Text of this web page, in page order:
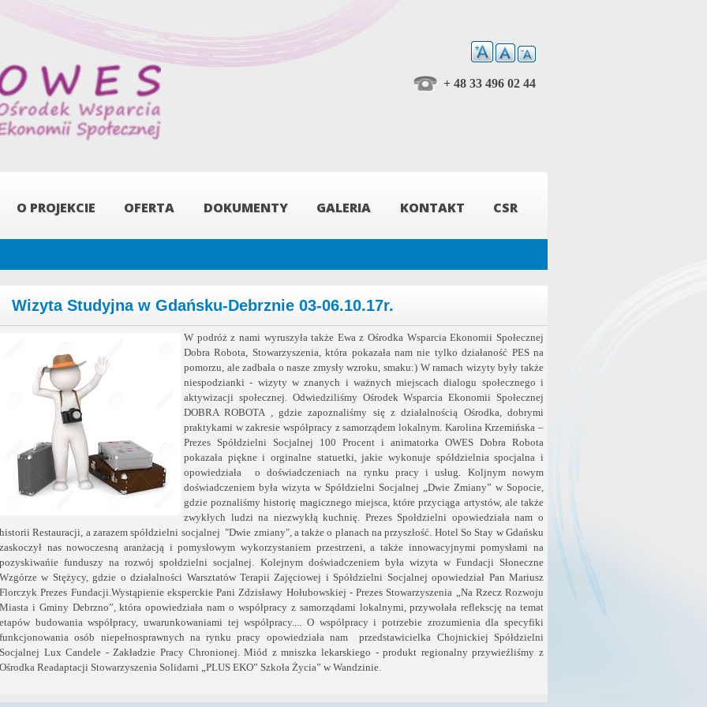
+ 48 33 496 02 44
O PROJEKCIE OFERTA DOKUMENTY GALERIA KONTAKT CSR
Wizyta Studyjna w Gdańsku-Debrznie 03-06.10.17r.
W podróż z nami wyruszyła także Ewa z Ośrodka Wsparcia Ekonomii Społecznej
Dobra Robota, Stowarzyszenia, która pokazała nam nie tylko działaność PES na
pomorzu, ale zadbała o nasze zmysły wzroku, smaku:) W ramach wizyty były także
niespodzianki - wizyty w znanych i ważnych miejscach dialogu społecznego i
aktywizacji społecznej. Odwiedziliśmy Ośrodek Wsparcia Ekonomii Społecznej
DOBRA ROBOTA , gdzie zapoznaliśmy się z działalnością Ośrodka, dobrymi
praktykami w zakresie współpracy z samorządem lokalnym. Karolina Krzemińska –
Prezes Spółdzielni Socjalnej 100 Procent i animatorka OWES Dobra Robota
pokazała piękne i orginalne statuetki, jakie wykonuje spółdzielnia spocjalna i
opowiedziała o doświadczeniach na rynku pracy i usług. Koljnym nowym
doświadczeniem była wizyta w Spółdzielni Socjalnej „Dwie Zmiany” w Sopocie,
gdzie poznaliśmy historię magicznego miejsca, które przyciąga artystów, ale także
zwykłych ludzi na niezwykłą kuchnię. Prezes Społdzielni opowiedziała nam o
historii Restauracji, a zarazem spółdzielni socjalnej "Dwie zmiany", a także o planach na przyszłość. Hotel So Stay w Gdańsku
zaskoczył nas nowoczesną aranżacją i pomysłowym wykorzystaniem przestrzeni, a także innowacyjnymi pomysłami na
pozyskiwańie funduszy na rozwój społdzielni socjalnej. Kolejnym doświadczeniem była wizyta w Fundacji Słoneczne
Wzgórze w Stężycy, gdzie o działalności Warsztatów Terapii Zajęciowej i Spółdzielni Socjalnej opowiedział Pan Mariusz
Florczyk Prezes Fundacji.Wystąpienie eksperckie Pani Zdzisławy Hołubowskiej - Prezes Stowarzyszenia „Na Rzecz Rozwoju
Miasta i Gminy Debrzno”, która opowiedziała nam o współpracy z samorządami lokalnymi, przywołała reflekscję na temat
etapów budowania współpracy, uwarunkowaniami tej współpracy.... O współpracy i potrzebie zrozumienia dla specyfiki
funkcjonowania osób niepełnosprawnych na rynku pracy opowiedziała nam przedstawicielka Chojnickiej Spółdzielni
Socjalnej Lux Candele - Zakładzie Pracy Chronionej. Miód z mniszka lekarskiego - produkt regionalny przywieźliśmy z
Ośrodka Readaptacji Stowarzyszenia Solidarni „PLUS EKO” Szkoła Życia” w Wandzinie.